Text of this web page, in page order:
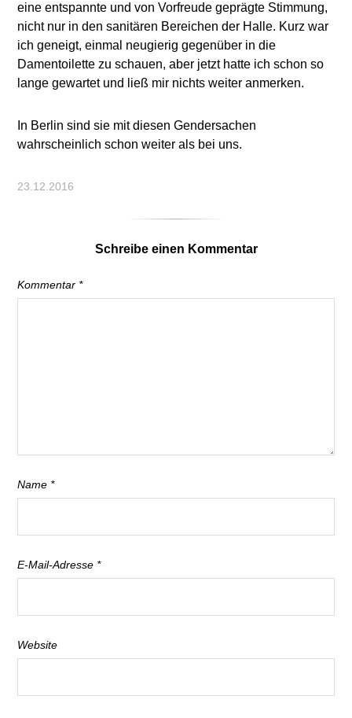
eine entspannte und von Vorfreude geprägte Stimmung,
nicht nur in den sanitären Bereichen der Halle. Kurz war
ich geneigt, einmal neugierig gegenüber in die
Damentoilette zu schauen, aber jetzt hatte ich schon so
lange gewartet und ließ mir nichts weiter anmerken.
In Berlin sind sie mit diesen Gendersachen
wahrscheinlich schon weiter als bei uns.
23.12.2016
Schreibe einen Kommentar
Kommentar *
Name *
E-Mail-Adresse *
Website